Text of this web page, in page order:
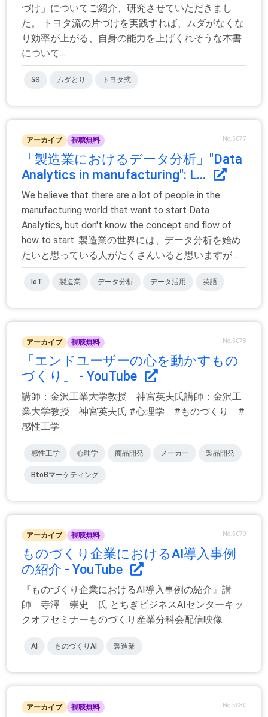
づけ」についてご紹介、研究させていただきまし
た。 トヨタ流の片づけを実践すれば、ムダがなくな
り効率が上がる、自身の能力を上げくれそうな本書
について...
5S ムダとり トヨタ式
アーカイブ 視聴無料 No.5077
「製造業におけるデータ分析」"Data
Analytics in manufacturing": L...
We believe that there are a lot of people in the
manufacturing world that want to start Data
Analytics, but don't know the concept and flow of
how to start. 製造業の世界には、データ分析を始め
たいと思っている人がたくさんいると思いますが...
IoT 製造業 データ分析 データ活用 英語
アーカイブ 視聴無料 No.5078
「エンドユーザーの心を動かすもの
づくり」 - YouTube
講師：金沢工業大学教授 神宮英夫氏講師：金沢工
業大学教授 神宮英夫氏 #心理学 #ものづくり #
感性工学
感性工学 心理学 商品開発 メーカー 製品開発
BtoBマーケティング
アーカイブ 視聴無料 No.5079
ものづくり企業におけるAI導入事例
の紹介 - YouTube
『ものづくり企業におけるAI導入事例の紹介』講
師 寺澤 崇史 氏 とちぎビジネスAIセンターキッ
クオフセミナーものづくり産業分科会配信映像
AI ものづくりAI 製造業
アーカイブ 視聴無料 No.5080